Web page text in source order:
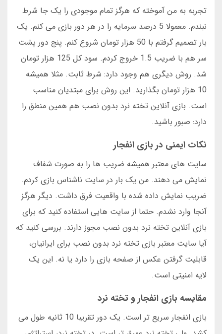
تجربه به من آموخته که هرگز تمام موجودی را یک جا شرط
نبندم. معمولا 5 درصد سرمایه را در هر دور بازی می کنم. یک
بار تصمیم گرفتم با 50 هزار تومان شروع کنم. پنج دور پشت
سر هم با ضریب 1.5 خروج کردم. سود کل 125 هزار تومان
شد. روش دیگری هم وجود دارد: شرط ثابت. مثلا همیشه
10 هزار تومان بگذارید. این روش برای مبتدیان مناسب
است. بازی آنلاین تخته نرد بدون نصب هم همین منطق را
دارد: صبور باشید.
نکات ایمنی در بازی انفجار
سایت های معتبر همیشه ضریب ها را به صورت شفاف
نمایش می دهند. من یک بار در سایت ناشناس بازی کردم.
ضریب نمایش داده شده با واقعیت فرق داشت. دیگر هرگز
آنجا وارد نشدم. حتما از سایت هایی استفاده کنید که برای
بازی آنلاین تخته نرد بدون نصب مجوز دارند. بررسی کنید که
آیا سایت معتبر بازی تخته نرد بدون نصب برای ایرانیان،
قابلیت گرفتن عکس از صفحه بازی را دارد یا نه. این یک
لایه امنیتی است.
مقایسه بازی انفجار و تخته نرد
بازی انفجار سریع تر است. یک دور تقریبا 10 ثانیه طول می